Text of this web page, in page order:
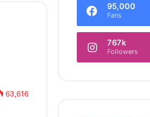
63,616
95,000
Fans
767k
Followers